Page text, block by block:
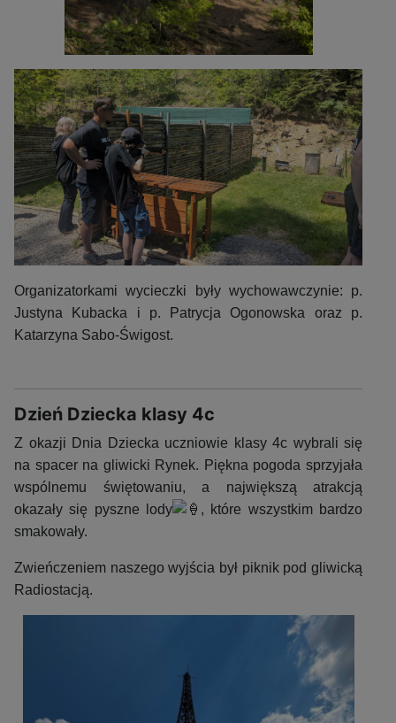
Organizatorkami wycieczki były wychowawczynie: p.
Justyna Kubacka i p. Patrycja Ogonowska oraz p.
Katarzyna Sabo-Świgost.
Dzień Dziecka klasy 4c
Z okazji Dnia Dziecka uczniowie klasy 4c wybrali się
na spacer na gliwicki Rynek. Piękna pogoda sprzyjała
wspólnemu świętowaniu, a największą atrakcją
okazały się pyszne lody
, które wszystkim bardzo
smakowały.
Zwieńczeniem naszego wyjścia był piknik pod gliwicką
Radiostacją.